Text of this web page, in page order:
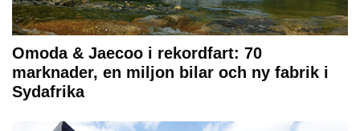
Omoda & Jaecoo i rekordfart: 70
marknader, en miljon bilar och ny fabrik i
Sydafrika